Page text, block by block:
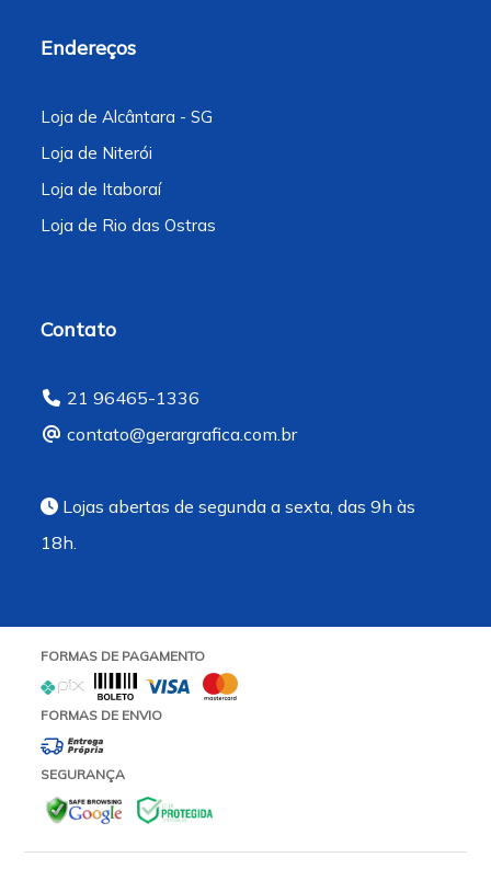
Endereços
Loja de Alcântara - SG
Loja de Niterói
Loja de Itaboraí
Loja de Rio das Ostras
Contato
21 96465-1336
contato@gerargrafica.com.br
Lojas abertas de segunda a sexta, das 9h às
18h.
FORMAS DE PAGAMENTO
FORMAS DE ENVIO
SEGURANÇA